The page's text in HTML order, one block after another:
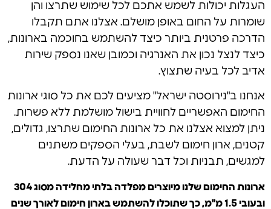
העגלות יכולות לשמש אתכם לכל שימוש שתרצו והן
שומרות על החום באופן מושלם. אצלנו אתם תקבלו
הדרכה פרטנית ביותר כיצד להשתמש בחוכמה בארונות,
כיצד לנצל נכון את האנרגיה וכמובן שאנו נספק שירות
אדיב לכל בעיה שתצוץ.
אנחנו ב"נירוסטה ישראל" מציעים לכם את כל סוגי ארונות
החימום האפשריים לחוויית בישול מושלמת ללא פשרות.
ניתן למצוא אצלנו את כל ארונות החימום שתרצו, גדולים,
קטנים, ארון חימום לשבת, בעלי הספקים משתנים
למגשים, תבניות וכל דבר שעולה על הדעת.
ארונות החימום שלנו מיוצרים מפלדה בלתי מחלידה מסוג 304
ובעובי 1.5 מ"מ, כך שתוכלו להשתמש בארון חימום לאורך שנים